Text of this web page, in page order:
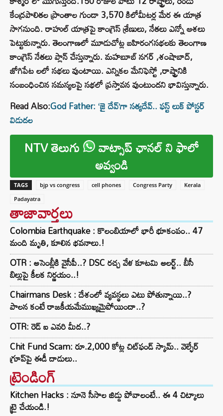
కేంద్రపాలితల ప్రాంతాల గుండా 3,570 కిలోమీటర్ల మేర ఈ యాత్ర
సాగనుంది. రాహుల్ యాత్రపై కాంగ్రెస్ శ్రేణులు, నేతలు ఎన్నో ఆశలు
పెట్టుకున్నారు. తెలంగాణలో మూడుచోట్ల బహిరంగసభలకు తెలంగాణ
కాంగ్రెస్ నేతలు ప్లాన్ చేస్తున్నారు. మహబూబ్ నగర్ ,శంషాబాద్,
జోగిపేట లలో సభలు వుంటాయి. ఎన్నికల మేనిఫెస్టో ,రాష్ట్రానికి
సంబంధించిన సమస్యలపై సభలో ప్రస్తావన వుంటుందని భావిస్తున్నారు.
Read Also:God Father: ‘జై దేవ్’గా సత్యదేవ్.. ఫస్ట్ లుక్ పోస్టర్
విడుదల
NTV తెలుగు వాట్సాప్ ఛానల్ ని ఫాలో
అవ్వండి
TAGS bjp vs congress cell phones Congress Party
Kerala
Padayatra
తాజావార్తలు
Colombia Earthquake : కొలంబియాలో భారీ భూకంపం.. 47
మంది మృతి, కూలిన భవనాలు.!
OTR : అసెంబ్లీకి వైసీపీ..? DSC రచ్చ వేళ కూటమి అలర్ట్.. బీసీ
బిల్లుపై కీలక నిర్ణయం..!
Chairmans Desk : దేశంలో వ్యవస్థలు ఎటు పోతున్నాయి..?
పాలన కంటే రాజకీయమేముఖ్యమైపోయిందా..?
OTR: రెడ్ ఐ ఎవరి మీద..?
Chit Fund Scam: రూ.2,000 కోట్ల చిట్‌ఫండ్ స్కామ్.. వెల్ఫేర్
గ్రూప్‌పై ఈడీ దాడులు..
ట్రెండింగ్‌
Kitchen Hacks : నూనె సీసాల జిడ్డు పోవాలంటే.. ఈ 4 చిట్కాలు
ట్రై చేయండి.!